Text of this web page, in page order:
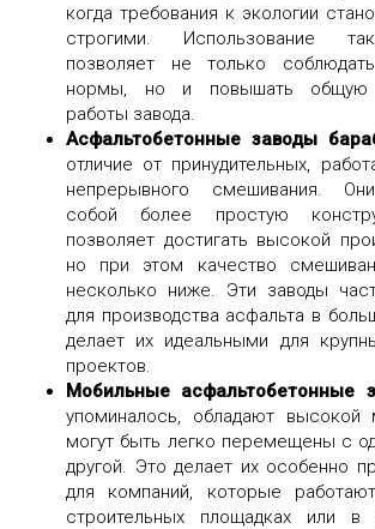
когда требования к экологии
строгими. Использование
позволяет не только
нормы, но и повышать общую
работы завода.
Асфальтобетонные заводы
отличие от принудительных,
непрерывного смешивания.
собой более простую
позволяет достигать высокой
но при этом качество
несколько ниже. Эти заводы
для производства асфальта в
делает их идеальными для
проектов.
Мобильные асфальтобетонные
упоминалось, обладают высокой
могут быть легко перемещены с
другой. Это делает их особенно
для компаний, которые
строительных площадках или в